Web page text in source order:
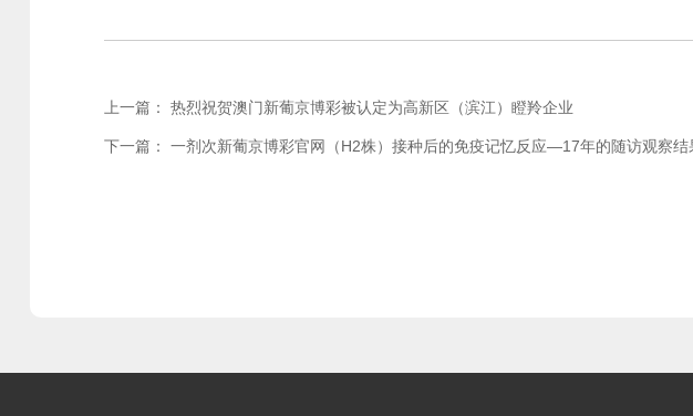
上一篇：热烈祝贺澳门新葡京博彩被认定为高新区（滨江）瞪羚企业
下一篇：一剂次新葡京博彩官网（H2株）接种后的免疫记忆反应—17年的随访观察结